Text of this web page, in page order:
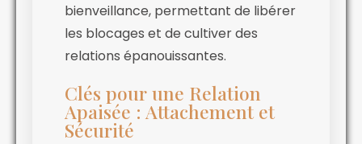
bienveillance, permettant de libérer
les blocages et de cultiver des
relations épanouissantes.
Clés pour une Relation
Apaisée : Attachement et
Sécurité